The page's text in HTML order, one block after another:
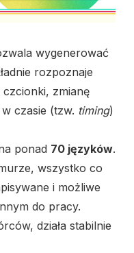
wygenerować
rozpoznaje
zmianę
czasie (tzw. timing)
ponad 70 języków.
wszystko co
i możliwe
do pracy.
działa stabilnie